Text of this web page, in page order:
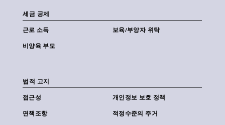
세금 공제
근로 소득 보육/부양자 위탁
비양육 부모
법적 고지
접근성 개인정보 보호 정책
면책조항 적정수준의 주거